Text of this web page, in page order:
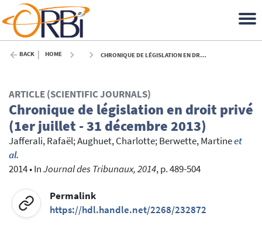
BACK HOME CHRONIQUE DE LÉGISLATION EN DROIT PRIVÉ (1ER JUILLET - 31 DÉCEMBRE 2013) - 2014
ARTICLE (SCIENTIFIC JOURNALS)
Chronique de législation en droit privé
(1er juillet - 31 décembre 2013)
Jafferali, Rafaël;Aughuet, Charlotte;Berwette, Martineet
al.
2014•InJournal des Tribunaux, 2014, p. 489-504
Permalink
https://hdl.handle.net/2268/232872